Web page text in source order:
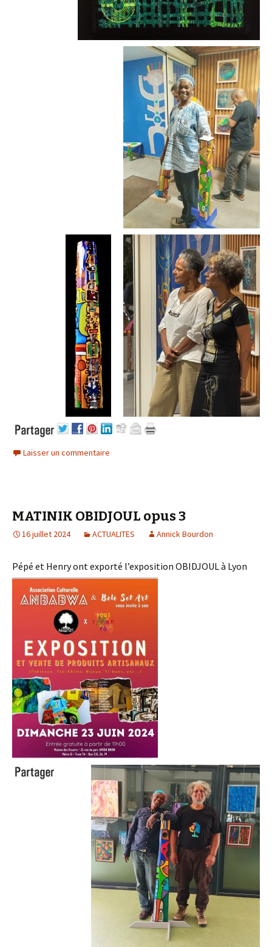
Laisser un commentaire
MATINIK OBIDJOUL opus 3
16 juillet 2024 ACTUALITES Annick Bourdon
Pépé et Henry ont exporté l’exposition OBIDJOUL à Lyon